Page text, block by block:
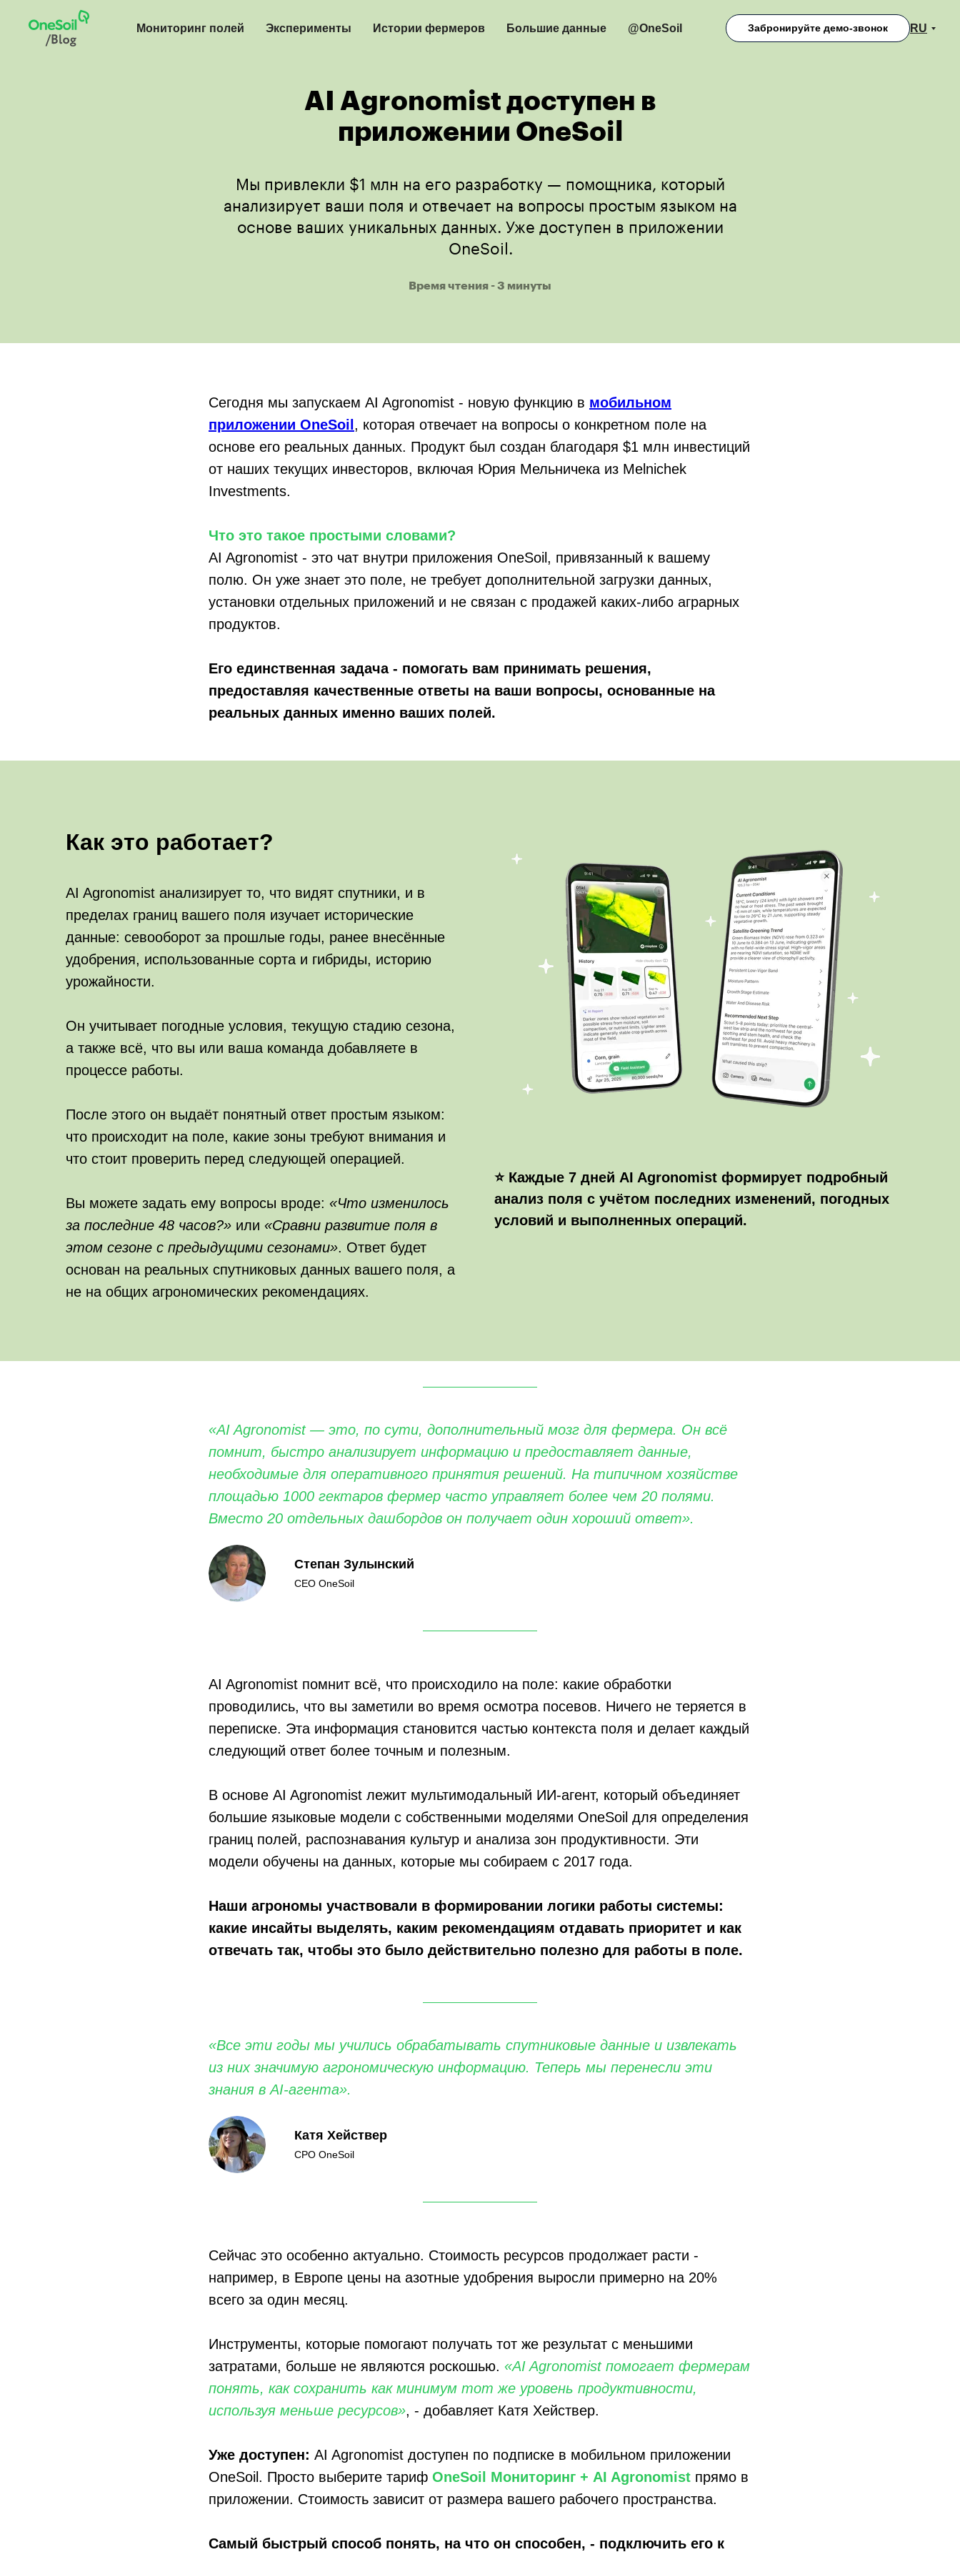
Мониторинг полей Эксперименты Истории фермеров Большие данные @OneSoil Забронируйте демо-звонок RU
AI Agronomist доступен в
приложении OneSoil
Время чтения - 3 минуты
Мы привлекли $1 млн на его разработку — помощника, который
анализирует ваши поля и отвечает на вопросы простым языком на
основе ваших уникальных данных. Уже доступен в приложении
OneSoil.
Сегодня мы запускаем AI Agronomist - новую функцию в мобильном
приложении OneSoil , которая отвечает на вопросы о конкретном поле на
основе его реальных данных. Продукт был создан благодаря $1 млн инвестиций
от наших текущих инвесторов, включая Юрия Мельничека из Melnichek
Investments.
Что это такое простыми словами?
AI Agronomist - это чат внутри приложения OneSoil, привязанный к вашему
полю. Он уже знает это поле, не требует дополнительной загрузки данных,
установки отдельных приложений и не связан с продажей каких-либо аграрных
продуктов.
Его единственная задача - помогать вам принимать решения,
предоставляя качественные ответы на ваши вопросы, основанные на
реальных данных именно ваших полей.
Как это работает?
AI Agronomist анализирует то, что видят спутники, и в
пределах границ вашего поля изучает исторические
данные: севооборот за прошлые годы, ранее внесённые
удобрения, использованные сорта и гибриды, историю
урожайности.
Он учитывает погодные условия, текущую стадию сезона,
а также всё, что вы или ваша команда добавляете в
процессе работы.
После этого он выдаёт понятный ответ простым языком:
что происходит на поле, какие зоны требуют внимания и
что стоит проверить перед следующей операцией.
Вы можете задать ему вопросы вроде: «Что изменилось
за последние 48 часов?» или «Сравни развитие поля в
этом сезоне с предыдущими сезонами». Ответ будет
основан на реальных спутниковых данных вашего поля, а
не на общих агрономических рекомендациях.
⭐ Каждые 7 дней AI Agronomist формирует подробный
анализ поля с учётом последних изменений, погодных
условий и выполненных операций.
«AI Agronomist — это, по сути, дополнительный мозг для фермера. Он всё
помнит, быстро анализирует информацию и предоставляет данные,
необходимые для оперативного принятия решений. На типичном хозяйстве
площадью 1000 гектаров фермер часто управляет более чем 20 полями.
Вместо 20 отдельных дашбордов он получает один хороший ответ».
Степан Зулынский
CEO OneSoil
AI Agronomist помнит всё, что происходило на поле: какие обработки
проводились, что вы заметили во время осмотра посевов. Ничего не теряется в
переписке. Эта информация становится частью контекста поля и делает каждый
следующий ответ более точным и полезным.
В основе AI Agronomist лежит мультимодальный ИИ-агент, который объединяет
большие языковые модели с собственными моделями OneSoil для определения
границ полей, распознавания культур и анализа зон продуктивности. Эти
модели обучены на данных, которые мы собираем с 2017 года.
Наши агрономы участвовали в формировании логики работы системы:
какие инсайты выделять, каким рекомендациям отдавать приоритет и как
отвечать так, чтобы это было действительно полезно для работы в поле.
«Все эти годы мы учились обрабатывать спутниковые данные и извлекать
из них значимую агрономическую информацию. Теперь мы перенесли эти
знания в AI-агента».
Катя Хействер
CPO OneSoil
Сейчас это особенно актуально. Стоимость ресурсов продолжает расти -
например, в Европе цены на азотные удобрения выросли примерно на 20%
всего за один месяц.
Инструменты, которые помогают получать тот же результат с меньшими
затратами, больше не являются роскошью. «AI Agronomist помогает фермерам
понять, как сохранить как минимум тот же уровень продуктивности,
используя меньше ресурсов», - добавляет Катя Хействер.
Уже доступен: AI Agronomist доступен по подписке в мобильном приложении
OneSoil. Просто выберите тариф OneSoil Мониторинг + AI Agronomist прямо в
приложении. Стоимость зависит от размера вашего рабочего пространства.
Самый быстрый способ понять, на что он способен, - подключить его к